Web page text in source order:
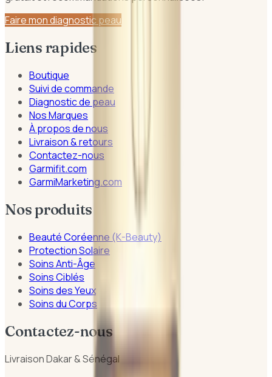
Faire mon diagnostic peau
Liens rapides
Boutique
Suivi de commande
Diagnostic de peau
Nos Marques
À propos de nous
Livraison & retours
Contactez-nous
Garmifit.com
GarmiMarketing.com
Nos produits
Beauté Coréenne (K-Beauty)
Protection Solaire
Soins Anti-Âge
Soins Ciblés
Soins des Yeux
Soins du Corps
Contactez-nous
Livraison Dakar & Sénégal